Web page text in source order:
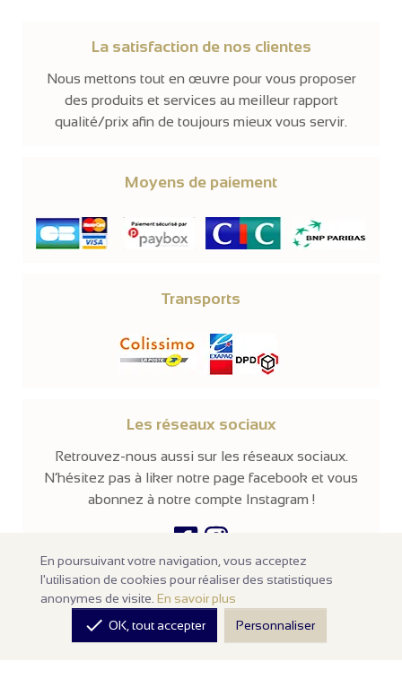
La satisfaction de nos clientes
Nous mettons tout en œuvre pour vous proposer
des produits et services au meilleur rapport
qualité/prix afin de toujours mieux vous servir.
Moyens de paiement
Transports
Les réseaux sociaux
Retrouvez-nous aussi sur les réseaux sociaux.
N’hésitez pas à liker notre page facebook et vous
abonnez à notre compte Instagram !
© 2026 -Parissima-Tous droits réservés
En poursuivant votre navigation, vous acceptez
l'utilisation de cookies pour réaliser des statistiques
anonymes de visite. En savoir plus
 OK, tout accepter Personnaliser
Notre site en ligne estréservé aux professionnels
la beauté. Les prix sont affichés hors taxes. Nos produits sont
vendus à l'unité avec un minimum d'achats de100€ HT